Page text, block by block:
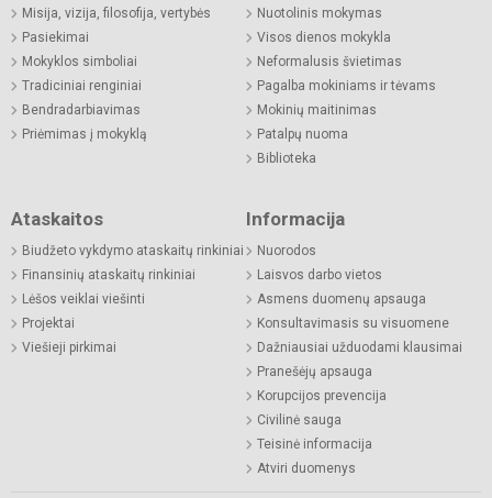
Misija, vizija, filosofija, vertybės
Pasiekimai
Mokyklos simboliai
Tradiciniai renginiai
Bendradarbiavimas
Priėmimas į mokyklą
Nuotolinis mokymas
Visos dienos mokykla
Neformalusis švietimas
Pagalba mokiniams ir tėvams
Mokinių maitinimas
Patalpų nuoma
Biblioteka
Ataskaitos
Biudžeto vykdymo ataskaitų rinkiniai
Finansinių ataskaitų rinkiniai
Lėšos veiklai viešinti
Projektai
Viešieji pirkimai
Informacija
Nuorodos
Laisvos darbo vietos
Asmens duomenų apsauga
Konsultavimasis su visuomene
Dažniausiai užduodami klausimai
Pranešėjų apsauga
Korupcijos prevencija
Civilinė sauga
Teisinė informacija
Atviri duomenys